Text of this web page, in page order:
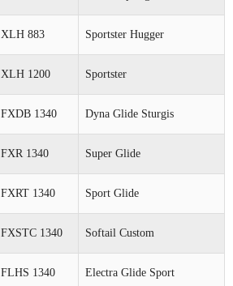
XLH 883 Sportster Hugger
XLH 1200 Sportster
FXDB 1340 Dyna Glide Sturgis
FXR 1340 Super Glide
FXRT 1340 Sport Glide
FXSTC 1340 Softail Custom
FLHS 1340 Electra Glide Sport